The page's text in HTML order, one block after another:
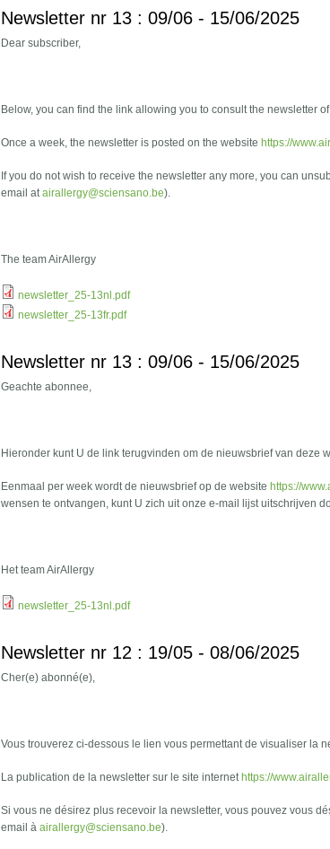
Newsletter nr 13 : 09/06 - 15/06/2025
Dear subscriber,
Below, you can find the link allowing you to consult the newsletter
Once a week, the newsletter is posted on the website https://
If you do not wish to receive the newsletter any more, you can
email atairallergy@sciensano.be).
The team AirAllergy
newsletter_25-13nl.pdf
newsletter_25-13fr.pdf
Newsletter nr 13 : 09/06 - 15/06/2025
Geachte abonnee,
Hieronder kunt U de link terugvinden om de nieuwsbrief van deze
Eenmaal per week wordt de nieuwsbrief op de website https://
wensen te ontvangen, kunt U zich uit onze e-mail lijst uitschrijven
Het team AirAllergy
newsletter_25-13nl.pdf
Newsletter nr 12 : 19/05 - 08/06/2025
Cher(e) abonné(e),
Vous trouverez ci-dessous le lien vous permettant de visualiser la
La publication de la newsletter sur le site internet https://
Si vous ne désirez plus recevoir la newsletter, vous pouvez vous
email àairallergy@sciensano.be).